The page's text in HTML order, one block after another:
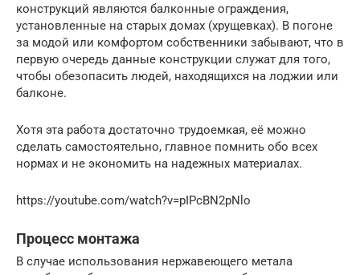
конструкций являются балконные ограждения,
установленные на старых домах (хрущевках). В погоне
за модой или комфортом собственники забывают, что в
первую очередь данные конструкции служат для того,
чтобы обезопасить людей, находящихся на лоджии или
балконе.
Хотя эта работа достаточно трудоемкая, её можно
сделать самостоятельно, главное помнить обо всех
нормах и не экономить на надежных материалах.
https://youtube.com/watch?v=pIPcBN2pNlo
Процесс монтажа
В случае использования нержавеющего метала